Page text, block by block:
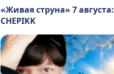
«Живая струна» 7 августа:
CHEPIKK